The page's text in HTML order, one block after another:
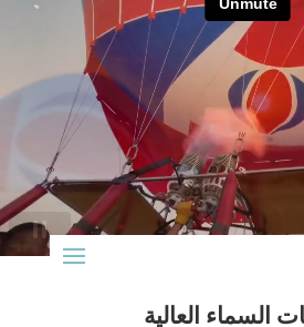
السماء العالية